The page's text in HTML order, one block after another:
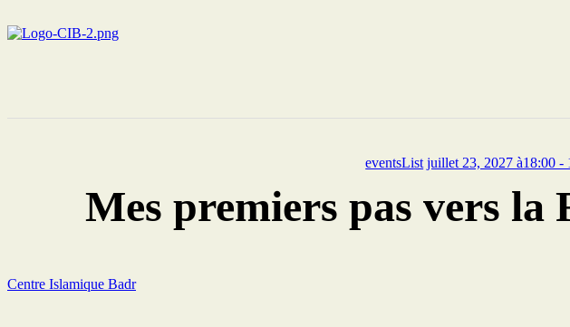
eventsList juillet 23, 2027 à18:00 -
Mes premiers pas vers
Centre Islamique Badr